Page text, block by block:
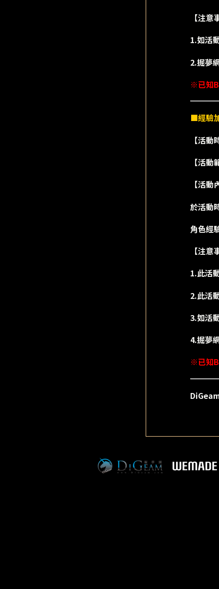
【注意
1.如活
2.掘夢
※已知
■經驗
【活
【活
【活動
於活動
角色經
【注意
1.此活
2.此活
3.如活
4.掘夢
※已知